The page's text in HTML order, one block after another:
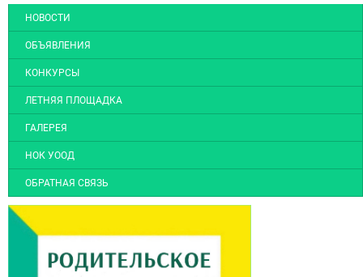
НОВОСТИ
ОБЪЯВЛЕНИЯ
КОНКУРСЫ
ЛЕТНЯЯ ПЛОЩАДКА
ГАЛЕРЕЯ
НОК УООД
ОБРАТНАЯ СВЯЗЬ